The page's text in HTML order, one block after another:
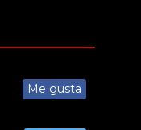
Me gusta